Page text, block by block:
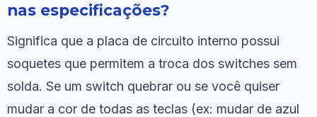
nas especificações?
Significa que a placa de circuito interno possui
soquetes que permitem a troca dos switches sem
solda. Se um switch quebrar ou se você quiser
mudar a cor de todas as teclas (ex: mudar de azul